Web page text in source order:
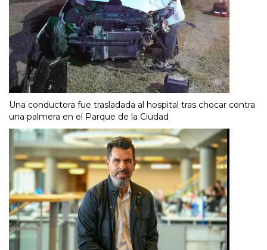
Una conductora fue trasladada al hospital tras chocar contra
una palmera en el Parque de la Ciudad